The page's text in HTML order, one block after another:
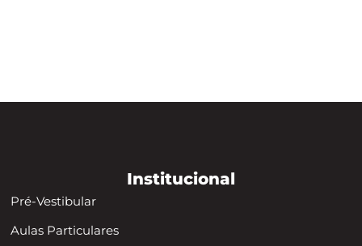
Institucional
Pré-Vestibular
Aulas Particulares